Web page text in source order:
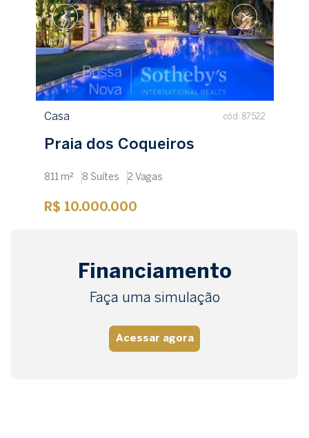
Financiamento
Faça uma simulação
Acessar agora
Casa cód. 87522
Praia dos Coqueiros
811 m² 8 Suítes 2 Vagas
R$ 10.000.000